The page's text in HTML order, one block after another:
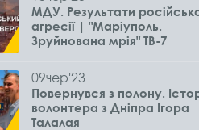
МДУ. Результати
агресії | "Маріуполь.
Зруйнована мрія" ТВ-7
09чер'23
Повернувся з полону.
волонтера з Дніпра Ігора
Талалая